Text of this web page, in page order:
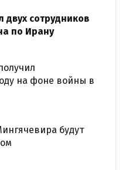
двух сотрудников
по Ирану
на фоне войны в
будут